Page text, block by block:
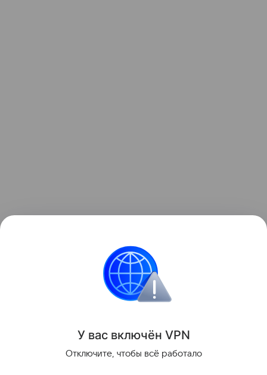
смартфоны
Поделиться
У вас включён VPN
Отключите, чтобы всё работало